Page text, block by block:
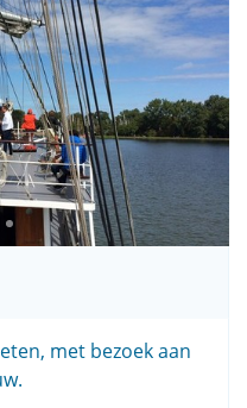
met bezoek aan